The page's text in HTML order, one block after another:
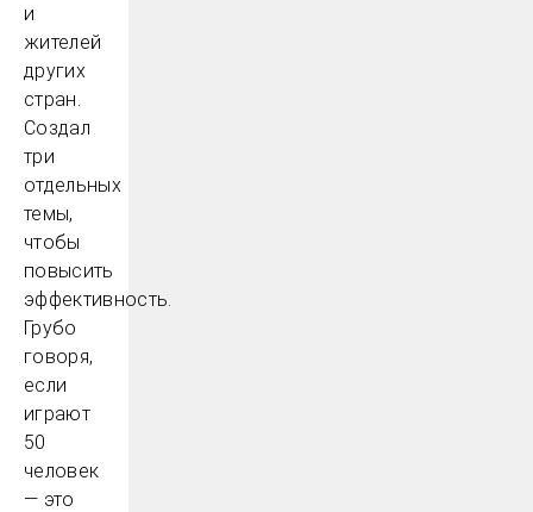
и
жителей
других
стран.
Создал
три
отдельных
темы,
чтобы
повысить
эффективность.
Грубо
говоря,
если
играют
50
человек
— это